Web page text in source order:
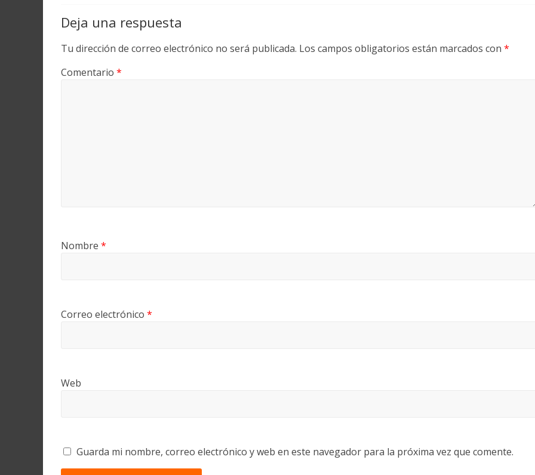
Deja una respuesta
Tu dirección de correo electrónico no será publicada. Los campos obligatorios están marcados con *
Comentario *
Nombre *
Correo electrónico *
Web
Guarda mi nombre, correo electrónico y web en este navegador para la próxima vez que comente.